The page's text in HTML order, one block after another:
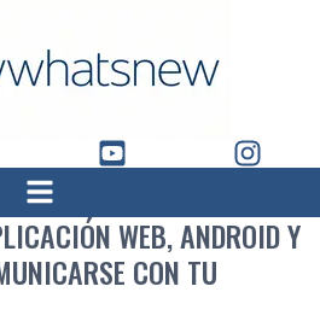
WEB, ANDROID Y
CON TU